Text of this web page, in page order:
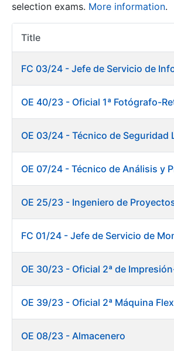
Show/Hide
Show/Hide
selection exams. More information.
Title
OE 40/23 - Oficial 1ª Fotógrafo-
OE 30/23 - Oficial 2ª de
OE 08/23 - Almacenero